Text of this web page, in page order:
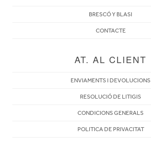
BRESCÓ Y BLASI
CONTACTE
AT. AL CLIENT
ENVIAMENTS I DEVOLUCIONS
RESOLUCIÓ DE LITIGIS
CONDICIONS GENERALS
POLITICA DE PRIVACITAT